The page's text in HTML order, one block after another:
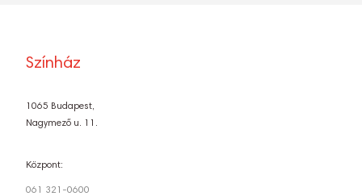
Színház
1065 Budapest,
Nagymező u. 11.
Központ:
061 321-0600